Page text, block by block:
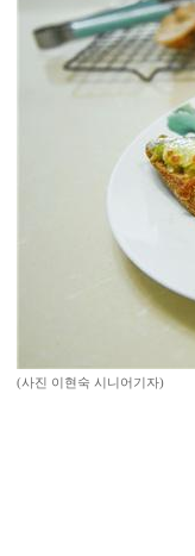
(사진 이현숙 시니어기자)